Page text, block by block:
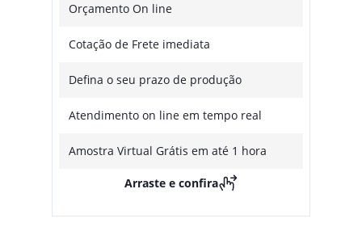
Orçamento On line
Cotação de Frete imediata
Defina o seu prazo de produção
Atendimento on line em tempo real
Amostra Virtual Grátis em até 1 hora
Arraste e confira